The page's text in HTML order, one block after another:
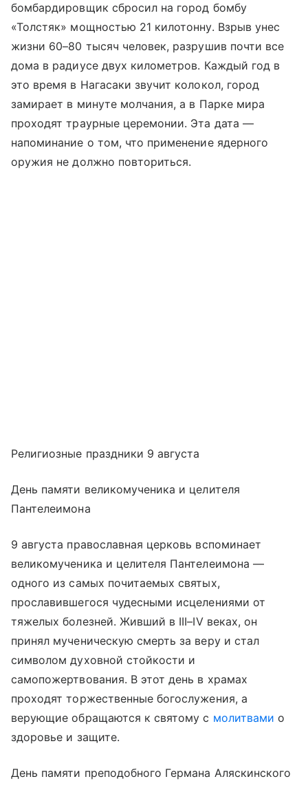
бомбардировщик сбросил на город бомбу
«Толстяк» мощностью 21 килотонну. Взрыв унес
жизни 60–80 тысяч человек, разрушив почти все
дома в радиусе двух километров. Каждый год в
это время в Нагасаки звучит колокол, город
замирает в минуте молчания, а в Парке мира
проходят траурные церемонии. Эта дата —
напоминание о том, что применение ядерного
оружия не должно повториться.
Религиозные праздники 9 августа
День памяти великомученика и целителя
Пантелеимона
9 августа православная церковь вспоминает
великомученика и целителя Пантелеимона —
одного из самых почитаемых святых,
прославившегося чудесными исцелениями от
тяжелых болезней. Живший в III–IV веках, он
принял мученическую смерть за веру и стал
символом духовной стойкости и
самопожертвования. В этот день в храмах
проходят торжественные богослужения, а
верующие обращаются к святому с молитвами о
здоровье и защите.
День памяти преподобного Германа Аляскинского